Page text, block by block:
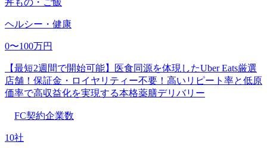
丼もの・ご飯
ヘルシー・健康
0〜100万円
【最短2週間で開始可能】医食同源を体現したUber Eats厳選
店舗！保証金・ロイヤリティー不要！高いリピート率と低原
価率で高収益化を実現する本格薬膳デリバリー
FC契約企業数
10社